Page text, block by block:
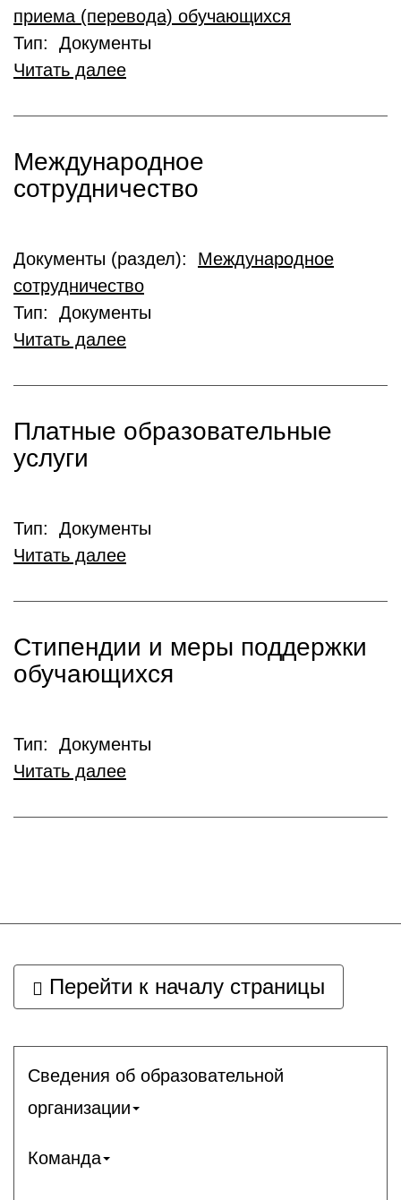
приема (перевода) обучающихся
Тип: Документы
Читать далее
Международное
сотрудничество
Документы (раздел): Международное
сотрудничество
Тип: Документы
Читать далее
Платные образовательные
услуги
Тип: Документы
Читать далее
Стипендии и меры поддержки
обучающихся
Тип: Документы
Читать далее
Перейти к началу страницы
Сведения об образовательной
организации
Команда